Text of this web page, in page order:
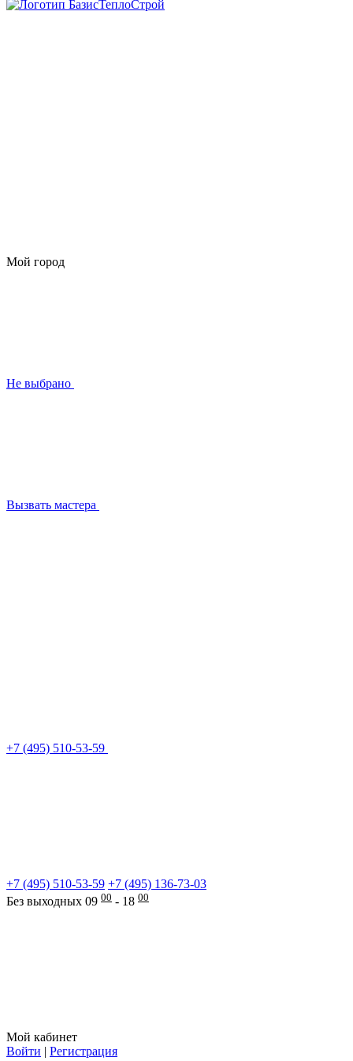
Мой город
Не выбрано
Вызвать мастера
+7 (495) 510-53-59
+7 (495) 510-53-59 +7 (495) 136-73-03
Без выходных 09 00 - 18 00
Мой кабинет
Войти | Регистрация